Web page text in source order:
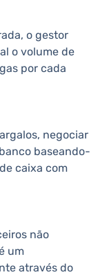
o gestor
o volume de
por cada
negociar
baseando-
caixa com
não
um
através do